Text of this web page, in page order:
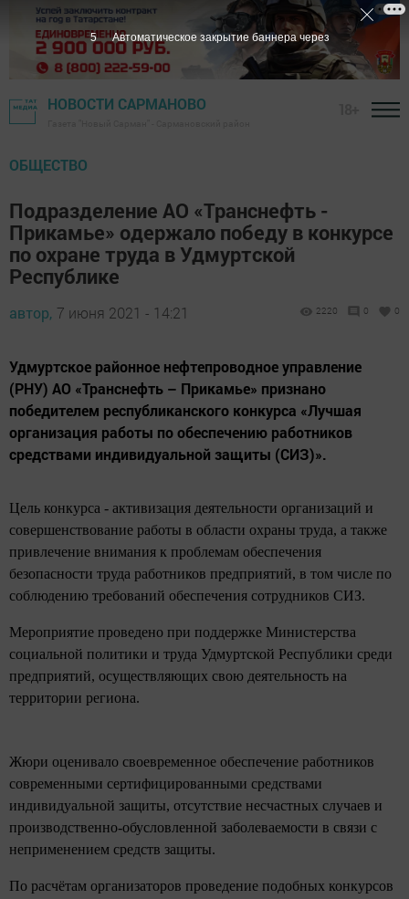
НОВОСТИ САРМАНОВО
ОБЩЕСТВО
Подразделение АО «Транснефть -
Прикамье» одержало победу в конкурсе
по охране труда в Удмуртской
Республике
автор, 7 июня 2021 - 14:21 2220 0 0
Удмуртское районное нефтепроводное управление
(РНУ) АО «Транснефть – Прикамье» признано
победителем республиканского конкурса «Лучшая
организация работы по обеспечению работников
средствами индивидуальной защиты (СИЗ)».
Цель конкурса - активизация деятельности организаций и
совершенствование работы в области охраны труда, а также
привлечение внимания к проблемам обеспечения
безопасности труда работников предприятий, в том числе по
соблюдению требований обеспечения сотрудников СИЗ.
Мероприятие проведено при поддержке Министерства
социальной политики и труда Удмуртской Республики среди
предприятий, осуществляющих свою деятельность на
территории региона.
Жюри оценивало своевременное обеспечение работников
современными сертифицированными средствами
индивидуальной защиты, отсутствие несчастных случаев и
производственно-обусловленной заболеваемости в связи с
неприменением средств защиты.
По расчётам организаторов проведение подобных конкурсов
5 Автоматическое закрытие баннера через